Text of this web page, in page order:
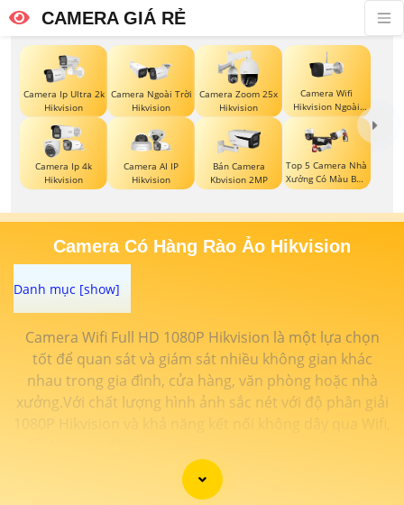
CAMERA GIÁ RẺ
Camera Ip Ultra 2k
Hikvision
Camera Ngoài Trời
Hikvision
Camera Zoom 25x
Hikvision
Camera Wifi
Hikvision Ngoài
Trời
Camera Ip 4k
Hikvision
Camera AI IP
Hikvision
Bán Camera
Kbvision 2MP
Top 5 Camera Nhà
Xưởng Có Màu Ban
Đêm
Camera Có Hàng Rào Ảo Hikvision
Camera Wifi Full HD 1080P Hikvision là một lựa chọn
tốt để quan sát và giám sát nhiều không gian khác
nhau trong gia đình, cửa hàng, văn phòng hoặc nhà
xưởng.Với chất lượng hình ảnh sắc nét với độ phân giải
1080P Hikvision và khả năng kết nối không dây qua Wifi,
ứng dụng trên điện thoại hoặc máy tính.